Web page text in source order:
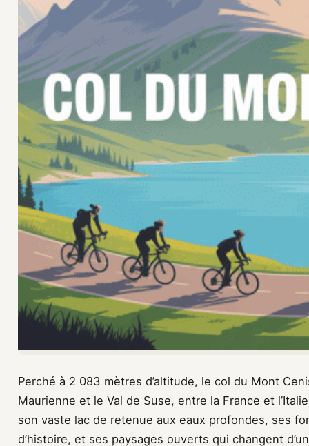
Perché à 2 083 mètres d’altitude, le col du Mont
Maurienne et le Val de Suse, entre la France et
son vaste lac de retenue aux eaux profondes, ses
d’histoire, et ses paysages ouverts qui changent